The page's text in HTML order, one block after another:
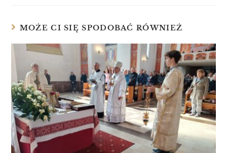
MOŻE CI SIĘ SPODOBAĆ RÓWNIEŻ